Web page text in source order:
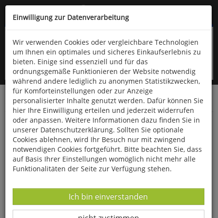
Kompletten Head der Seite überspringen
oder (06766) 9323-960
Startseite Bücher Literatur Sprachwissenschaften
Englisch ganz leicht
Einwilligung zur Datenverarbeitung
Wir verwenden Cookies oder vergleichbare Technologien
um Ihnen ein optimales und sicheres Einkaufserlebnis zu
bieten. Einige sind essenziell und für das
ordnungsgemäße Funktionieren der Website notwendig
während andere lediglich zu anonymen Statistikzwecken,
für Komforteinstellungen oder zur Anzeige
personalisierter Inhalte genutzt werden. Dafür können Sie
hier Ihre Einwilligung erteilen und jederzeit widerrufen
oder anpassen. Weitere Informationen dazu finden Sie in
unserer Datenschutzerklärung. Sollten Sie optionale
Cookies ablehnen, wird Ihr Besuch nur mit zwingend
notwendigen Cookies fortgeführt. Bitte beachten Sie, dass
auf Basis Ihrer Einstellungen womöglich nicht mehr alle
Funktionalitäten der Seite zur Verfügung stehen.
Datenverarbeitung -
Ich bin einverstanden